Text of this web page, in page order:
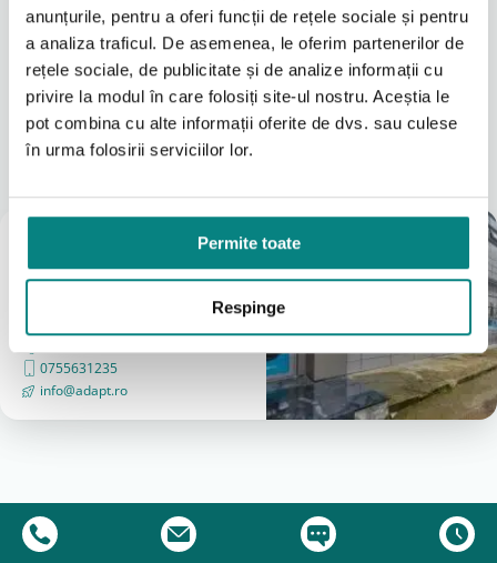
anunțurile, pentru a oferi funcții de rețele sociale și pentru
a analiza traficul. De asemenea, le oferim partenerilor de
rețele sociale, de publicitate și de analize informații cu
privire la modul în care folosiți site-ul nostru. Aceștia le
pot combina cu alte informații oferite de dvs. sau culese
în urma folosirii serviciilor lor.
Permite toate
Respinge
utilizare usoara si rapida, fara montaj complicat.
Este un accesoriu util pentru utilizarea zilnica, mai
ales in sezonul ploios sau in perioadele cu vreme
instabila.
Caracteristici principale
Protectie impotriva ploii si vantului
Compatibilitate dedicata cu Racer Evo
Cand este recomandata utilizarea
Husa de ploaie este recomandata in urmatoarele
situatii:
Deplasari pe timp de ploaie
Vreme instabila sau schimbatoare
Compatibilitate
Compatibila cu caruciorul Racer Evo.
Citeşte mai mult
Locațiile noastre
București
0755631235
info@adapt.ro